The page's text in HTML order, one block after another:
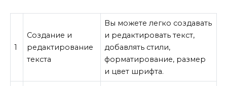
1
Создание и
редактирование
текста
Вы можете легко создавать
и редактировать текст,
добавлять стили,
форматирование, размер
и цвет шрифта.